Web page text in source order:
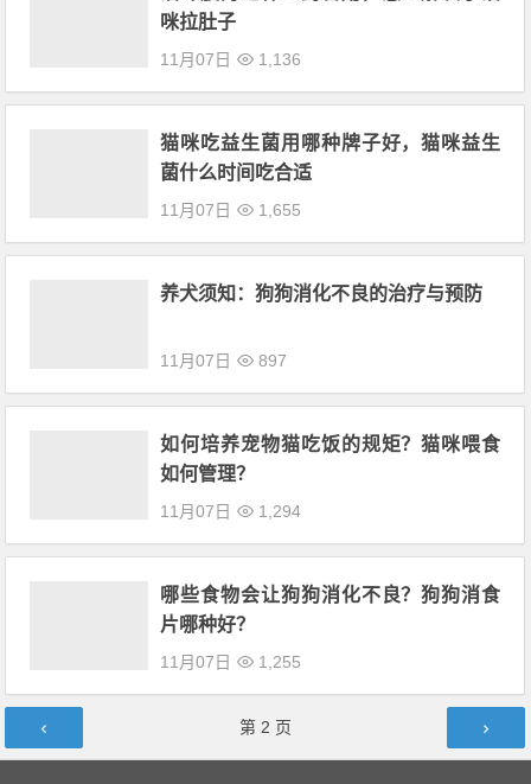
咪拉肚子
11月07日 1,136
猫咪吃益生菌用哪种牌子好，猫咪益生
菌什么时间吃合适
11月07日 1,655
养犬须知：狗狗消化不良的治疗与预防
11月07日 897
如何培养宠物猫吃饭的规矩？猫咪喂食
如何管理？
11月07日 1,294
哪些食物会让狗狗消化不良？狗狗消食
片哪种好？
11月07日 1,255
文章导航 第 2 页